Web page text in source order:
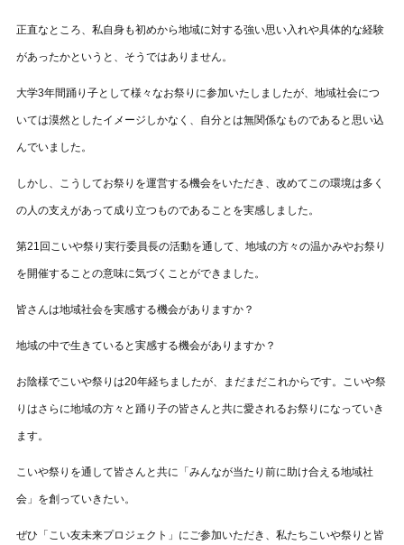
正直なところ、私自身も初めから地域に対する強い思い入れや具体的な経験
があったかというと、そうではありません。
大学3年間踊り子として様々なお祭りに参加いたしましたが、地域社会につ
いては漠然としたイメージしかなく、自分とは無関係なものであると思い込
んでいました。
しかし、こうしてお祭りを運営する機会をいただき、改めてこの環境は多く
の人の支えがあって成り立つものであることを実感しました。
第21回こいや祭り実行委員長の活動を通して、地域の方々の温かみやお祭り
を開催することの意味に気づくことができました。
皆さんは地域社会を実感する機会がありますか？
地域の中で生きていると実感する機会がありますか？
お陰様でこいや祭りは20年経ちましたが、まだまだこれからです。こいや祭
りはさらに地域の方々と踊り子の皆さんと共に愛されるお祭りになっていき
ます。
こいや祭りを通して皆さんと共に「みんなが当たり前に助け合える地域社
会」を創っていきたい。
ぜひ「こい友未来プロジェクト」にご参加いただき、私たちこいや祭りと皆